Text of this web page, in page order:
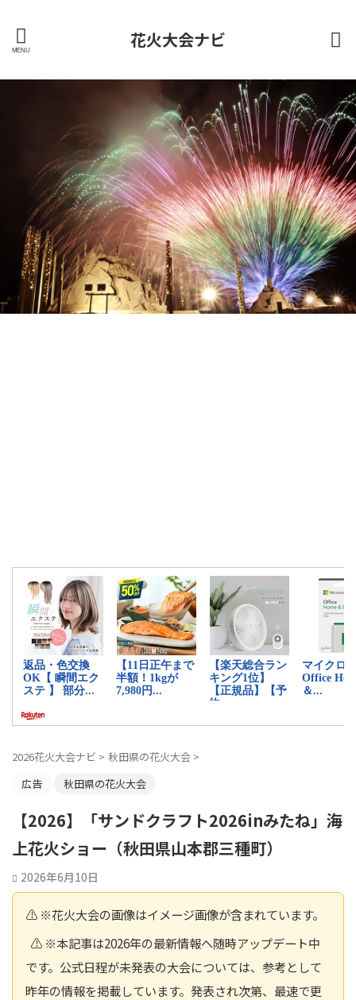
花火大会ナビ
2026花火大会ナビ > 秋田県の花火大会 >
広告
秋田県の花火大会
【2026】「サンドクラフト2026inみたね」海
上花火ショー（秋田県山本郡三種町）
2026年6月10日
⚠️ ※花火大会の画像はイメージ画像が含まれています。
⚠️ ※本記事は2026年の最新情報へ随時アップデート中
です。公式日程が未発表の大会については、参考として
昨年の情報を掲載しています。発表され次第、最速で更